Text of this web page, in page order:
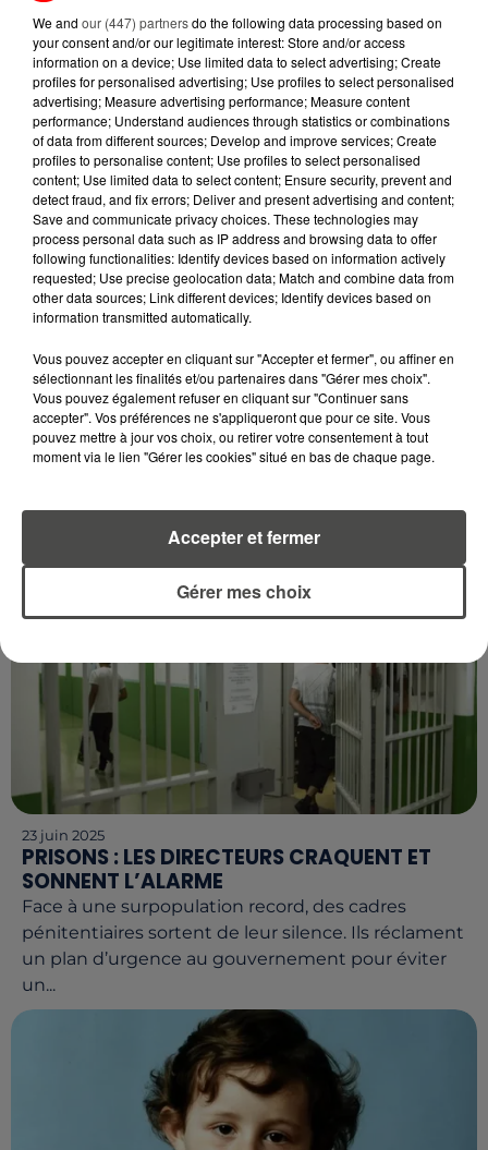
Mardi 1er juillet 2025, un incendie spectaculaire s’est
déclenché dans un dépôt de la Semitan à Nantes.
Un bus roulant au gaz naturel a pris feu. Le...
27 juin 2025
CASA FRANCE : RIDEAU TIRÉ POUR
L'ENSEIGNE D’AMEUBLEMENT, 600...
Faute de repreneur, la justice prononce la
23 juin 2025
PRISONS : LES DIRECTEURS CRAQUENT ET
SONNENT L’ALARME
Face à une surpopulation record, des cadres
pénitentiaires sortent de leur silence. Ils réclament
un plan d’urgence au gouvernement pour éviter
un...
We and our (447) partnersdo the following data processing based on
your consent and/or our legitimate interest: Store and/or access
information on a device; Use limited data to select advertising; Create
profiles for personalised advertising; Use profiles to select personalised
advertising; Measure advertising performance; Measure content
performance; Understand audiences through statistics or combinations
of data from different sources; Develop and improve services; Create
profiles to personalise content; Use profiles to select personalised
content; Use limited data to select content; Ensure security, prevent and
detect fraud, and fix errors; Deliver and present advertising and content;
Save and communicate privacy choices. These technologies may
process personal data such as IP address and browsing data to offer
following functionalities: Identify devices based on information actively
requested; Use precise geolocation data; Match and combine data from
other data sources; Link different devices; Identify devices based on
information transmitted automatically.
Vous pouvez accepter en cliquant sur "Accepter et fermer", ou affiner en
sélectionnant les finalités et/ou partenaires dans "Gérer mes choix".
Vous pouvez également refuser en cliquant sur "Continuer sans
accepter". Vos préférences ne s'appliqueront que pour ce site. Vous
pouvez mettre à jour vos choix, ou retirer votre consentement à tout
moment via le lien "Gérer les cookies" situé en bas de chaque page.
Gérer mes choix
Accepter et fermer